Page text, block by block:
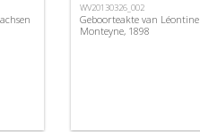
WV20130326_002
Geboorteakte van Léontine
Monteyne, 1898